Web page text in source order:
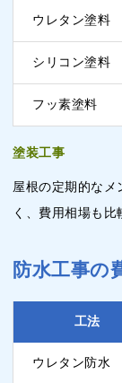
ウレタン塗料
シリコン塗料
フッ素塗料
塗装工事
屋根の定期的な
く、費用相場も比
防水工事の
工法
ウレタン防水